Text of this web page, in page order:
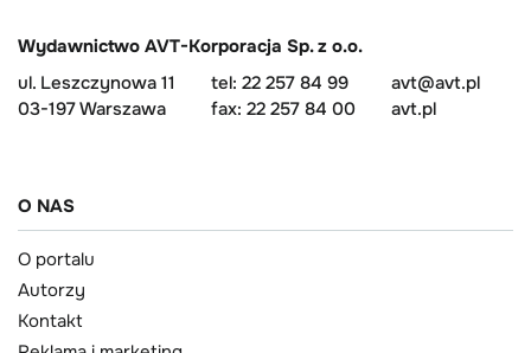
Wydawnictwo AVT-Korporacja Sp. z o.o.
ul. Leszczynowa 11
03-197 Warszawa
tel: 22 257 84 99
fax: 22 257 84 00
avt@avt.pl
avt.pl
O NAS
O portalu
Autorzy
Kontakt